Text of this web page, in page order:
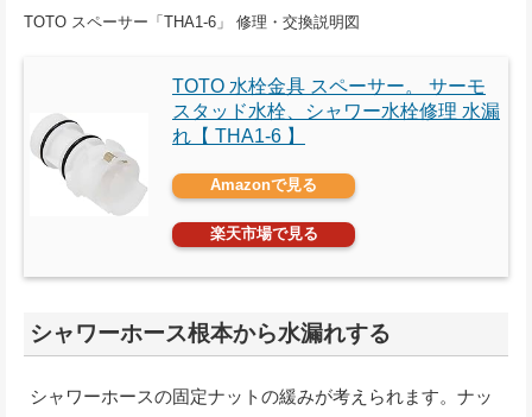
TOTO スペーサー「THA1-6」 修理・交換説明図
TOTO 水栓金具 スペーサー。 サーモ
スタッド水栓、シャワー水栓修理 水漏
れ【 THA1-6 】
Amazonで見る
楽天市場で見る
シャワーホース根本から水漏れする
シャワーホースの固定ナットの緩みが考えられます。ナッ